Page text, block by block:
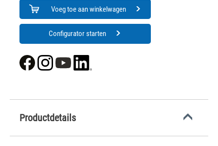
Voeg toe aan winkelwagen
Configurator starten
Productdetails